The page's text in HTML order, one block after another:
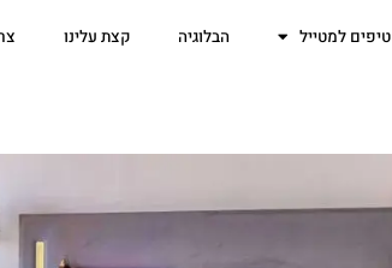
טיפים למטייל הבלוגיה קצת עלינו